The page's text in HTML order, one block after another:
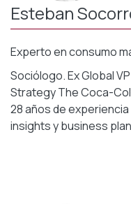
Esteban
Experto en consumo
Sociólogo. Ex Global
Strategy The Coca-
28 años de
insights y business